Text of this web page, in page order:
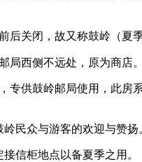
关闭，故又称鼓岭（夏
局西侧不远处，原为商店。
专供鼓岭邮局使用，此
民众与游客的欢迎与赞扬
信柜地点以备夏季之用。